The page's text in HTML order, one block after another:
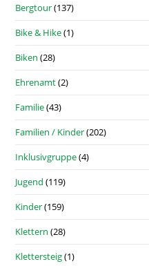
Bergtour(137)
Bike & Hike(1)
Biken (28)
Ehrenamt(2)
Familie(43)
Familien / Kinder(202)
Inklusivgruppe(4)
Jugend (119)
Kinder(159)
Klettern (28)
Klettersteig(1)